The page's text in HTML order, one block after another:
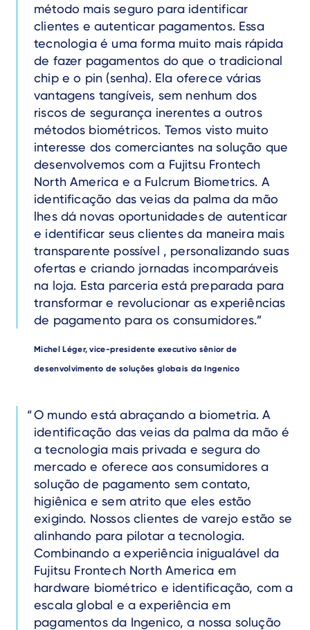
método mais seguro para identificar
clientes e autenticar pagamentos. Essa
tecnologia é uma forma muito mais rápida
de fazer pagamentos do que o tradicional
chip e o pin (senha). Ela oferece várias
vantagens tangíveis, sem nenhum dos
riscos de segurança inerentes a outros
métodos biométricos. Temos visto muito
interesse dos comerciantes na solução que
desenvolvemos com a Fujitsu Frontech
North America e a Fulcrum Biometrics. A
identificação das veias da palma da mão
lhes dá novas oportunidades de autenticar
e identificar seus clientes da maneira mais
transparente possível , personalizando suas
ofertas e criando jornadas incomparáveis
na loja. Esta parceria está preparada para
transformar e revolucionar as experiências
de pagamento para os consumidores.
Author
Michel Léger, vice-presidente executivo sênior de
desenvolvimento de soluções globais da Ingenico
Text
O mundo está abraçando a biometria. A
identificação das veias da palma da mão é
a tecnologia mais privada e segura do
mercado e oferece aos consumidores a
solução de pagamento sem contato,
higiênica e sem atrito que eles estão
exigindo. Nossos clientes de varejo estão se
alinhando para pilotar a tecnologia.
Combinando a experiência inigualável da
Fujitsu Frontech North America em
hardware biométrico e identificação, com a
escala global e a experiência em
pagamentos da Ingenico, a nossa solução